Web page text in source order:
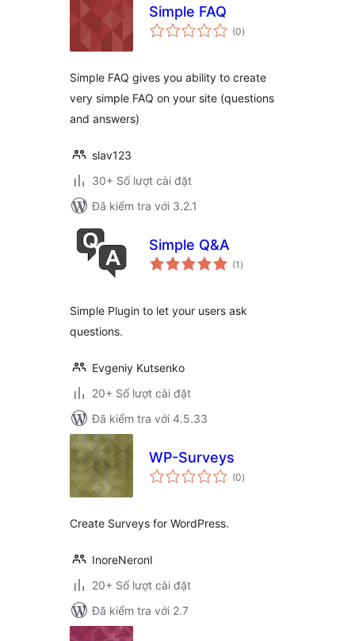
Simple FAQ
(0tổng
đánh
)
Simple FAQ gives you ability to create
very simple FAQ on your site (questions
and answers)
slav123
30+ Số lượt cài đặt
Đã kiểm tra với 3.2.1
Simple Q&A
(1 tổng
đánh
)
Simple Plugin to let your users ask
questions.
Evgeniy Kutsenko
20+ Số lượt cài đặt
Đã kiểm tra với 4.5.33
WP-Surveys
(0tổng
đánh
)
Create Surveys for WordPress.
InoreNeronI
20+ Số lượt cài đặt
Đã kiểm tra với 2.7